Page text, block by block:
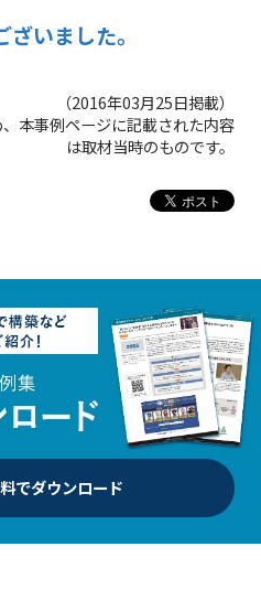
いました。
（2016年03月25日掲載）
本事例ページに記載された内容
は取材当時のものです。
でダウンロード